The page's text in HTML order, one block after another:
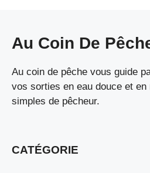
Au Coin De
Au coin de pêche vous guide
vos sorties en eau douce et
simples de pêcheur.
CATÉGORIE